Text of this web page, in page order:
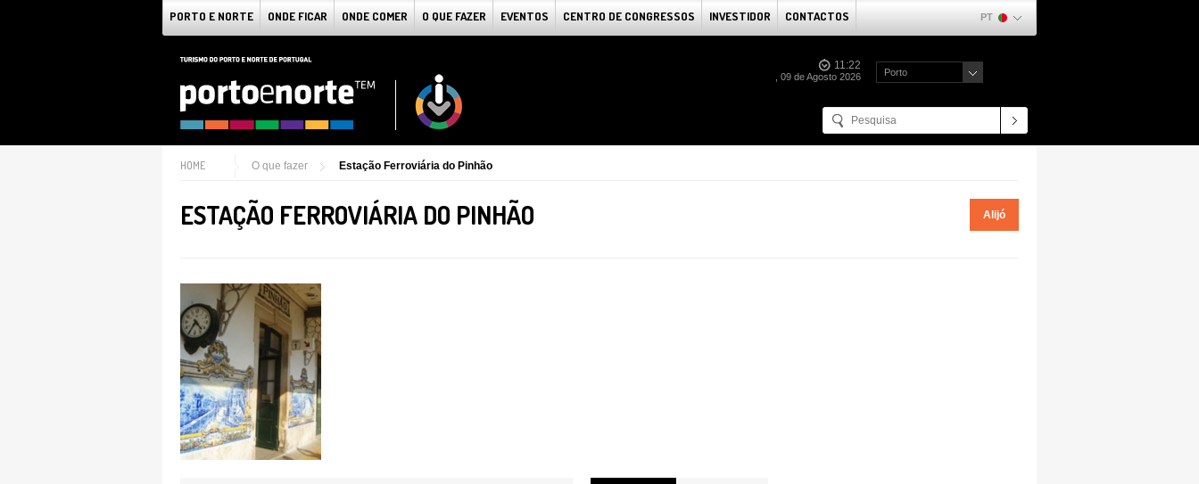
PORTO E NORTE ONDE FICAR ONDE COMER O QUE FAZER EVENTOS CENTRO DE CONGRESSOS INVESTIDOR CONTACTOS PT
11:22
, 09 de Agosto 2026 Porto
HOME O que fazer Estação Ferroviária do Pinhão
ESTAÇÃO FERROVIÁRIA DO PINHÃO Alijó